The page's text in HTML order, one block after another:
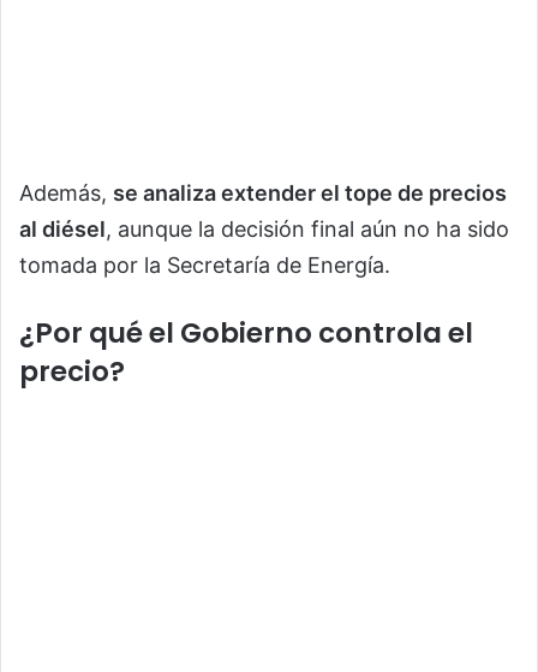
Además, se analiza extender el tope de precios
al diésel, aunque la decisión final aún no ha sido
tomada por la Secretaría de Energía.
¿Por qué el Gobierno controla el
precio?